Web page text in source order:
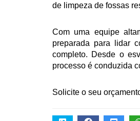
de limpeza de fossas
Com uma equipe
preparada para lidar
completo. Desde o
processo é conduzida
Solicite o seu